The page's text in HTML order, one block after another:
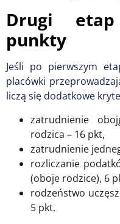
Drugi
punkty
Jeśli po pierwszym
placówki
liczą się dodatkowe
zatrudnienie
rodzica – 16 pkt,
zatrudnienie
rozliczanie
(oboje rodzice), 6
rodzeństwo
5 pkt.